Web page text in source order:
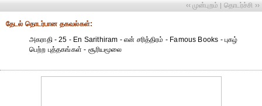
‹‹ முன்புறம் | தொடர்ச்சி ››
தேட‌ல் தொட‌ர்பான தகவ‌ல்க‌ள்:
அகராதி - 25 - En Sarithiram - என் சரித்திரம் - Famous Books - புகழ்
பெற்ற புத்தகங்கள் - சூரியமூலை